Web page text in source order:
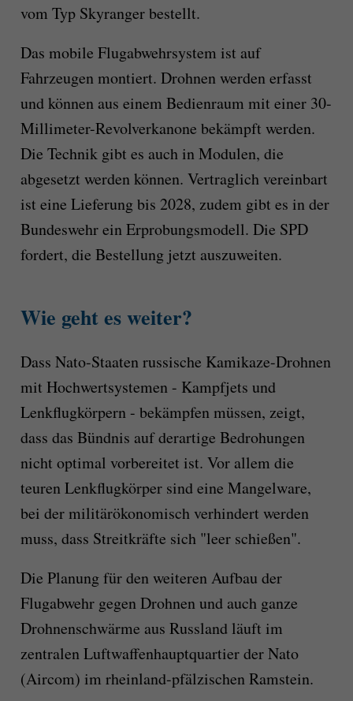
vom Typ Skyranger bestellt.
Das mobile Flugabwehrsystem ist auf
Fahrzeugen montiert. Drohnen werden erfasst
und können aus einem Bedienraum mit einer 30-
Millimeter-Revolverkanone bekämpft werden.
Die Technik gibt es auch in Modulen, die
abgesetzt werden können. Vertraglich vereinbart
ist eine Lieferung bis 2028, zudem gibt es in der
Bundeswehr ein Erprobungsmodell. Die SPD
fordert, die Bestellung jetzt auszuweiten.
Wie geht es weiter?
Dass Nato-Staaten russische Kamikaze-Drohnen
mit Hochwertsystemen - Kampfjets und
Lenkflugkörpern - bekämpfen müssen, zeigt,
dass das Bündnis auf derartige Bedrohungen
nicht optimal vorbereitet ist. Vor allem die
teuren Lenkflugkörper sind eine Mangelware,
bei der militärökonomisch verhindert werden
muss, dass Streitkräfte sich "leer schießen".
Die Planung für den weiteren Aufbau der
Flugabwehr gegen Drohnen und auch ganze
Drohnenschwärme aus Russland läuft im
zentralen Luftwaffenhauptquartier der Nato
(Aircom) im rheinland-pfälzischen Ramstein.